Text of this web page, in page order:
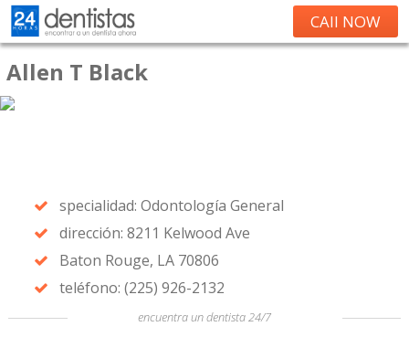
CAll NOW
Allen T Black
specialidad: Odontología General
dirección: 8211 Kelwood Ave
Baton Rouge, LA 70806
teléfono: (225) 926-2132
encuentra un dentista 24/7